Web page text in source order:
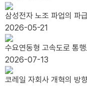
삼성전자 노조 파업의 파
2026-05-21
수요연동형 고속도로 통
2026-07-13
코레일 자회사 개혁의 방